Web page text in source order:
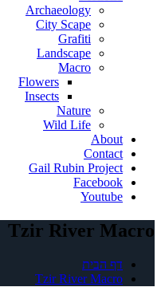
Archaeology
City Scape
Grafiti
Landscape
Macro
Flowers
Insects
Nature
Wild Life
About
Contact
Gail Rubin Project
Facebook
Youtube
Tzir River Macro
דף הבית
Tzir River Macro